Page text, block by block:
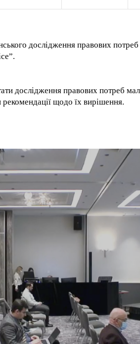
дослідження правових
дослідження правових потреб
рекомендації щодо їх вирішення.